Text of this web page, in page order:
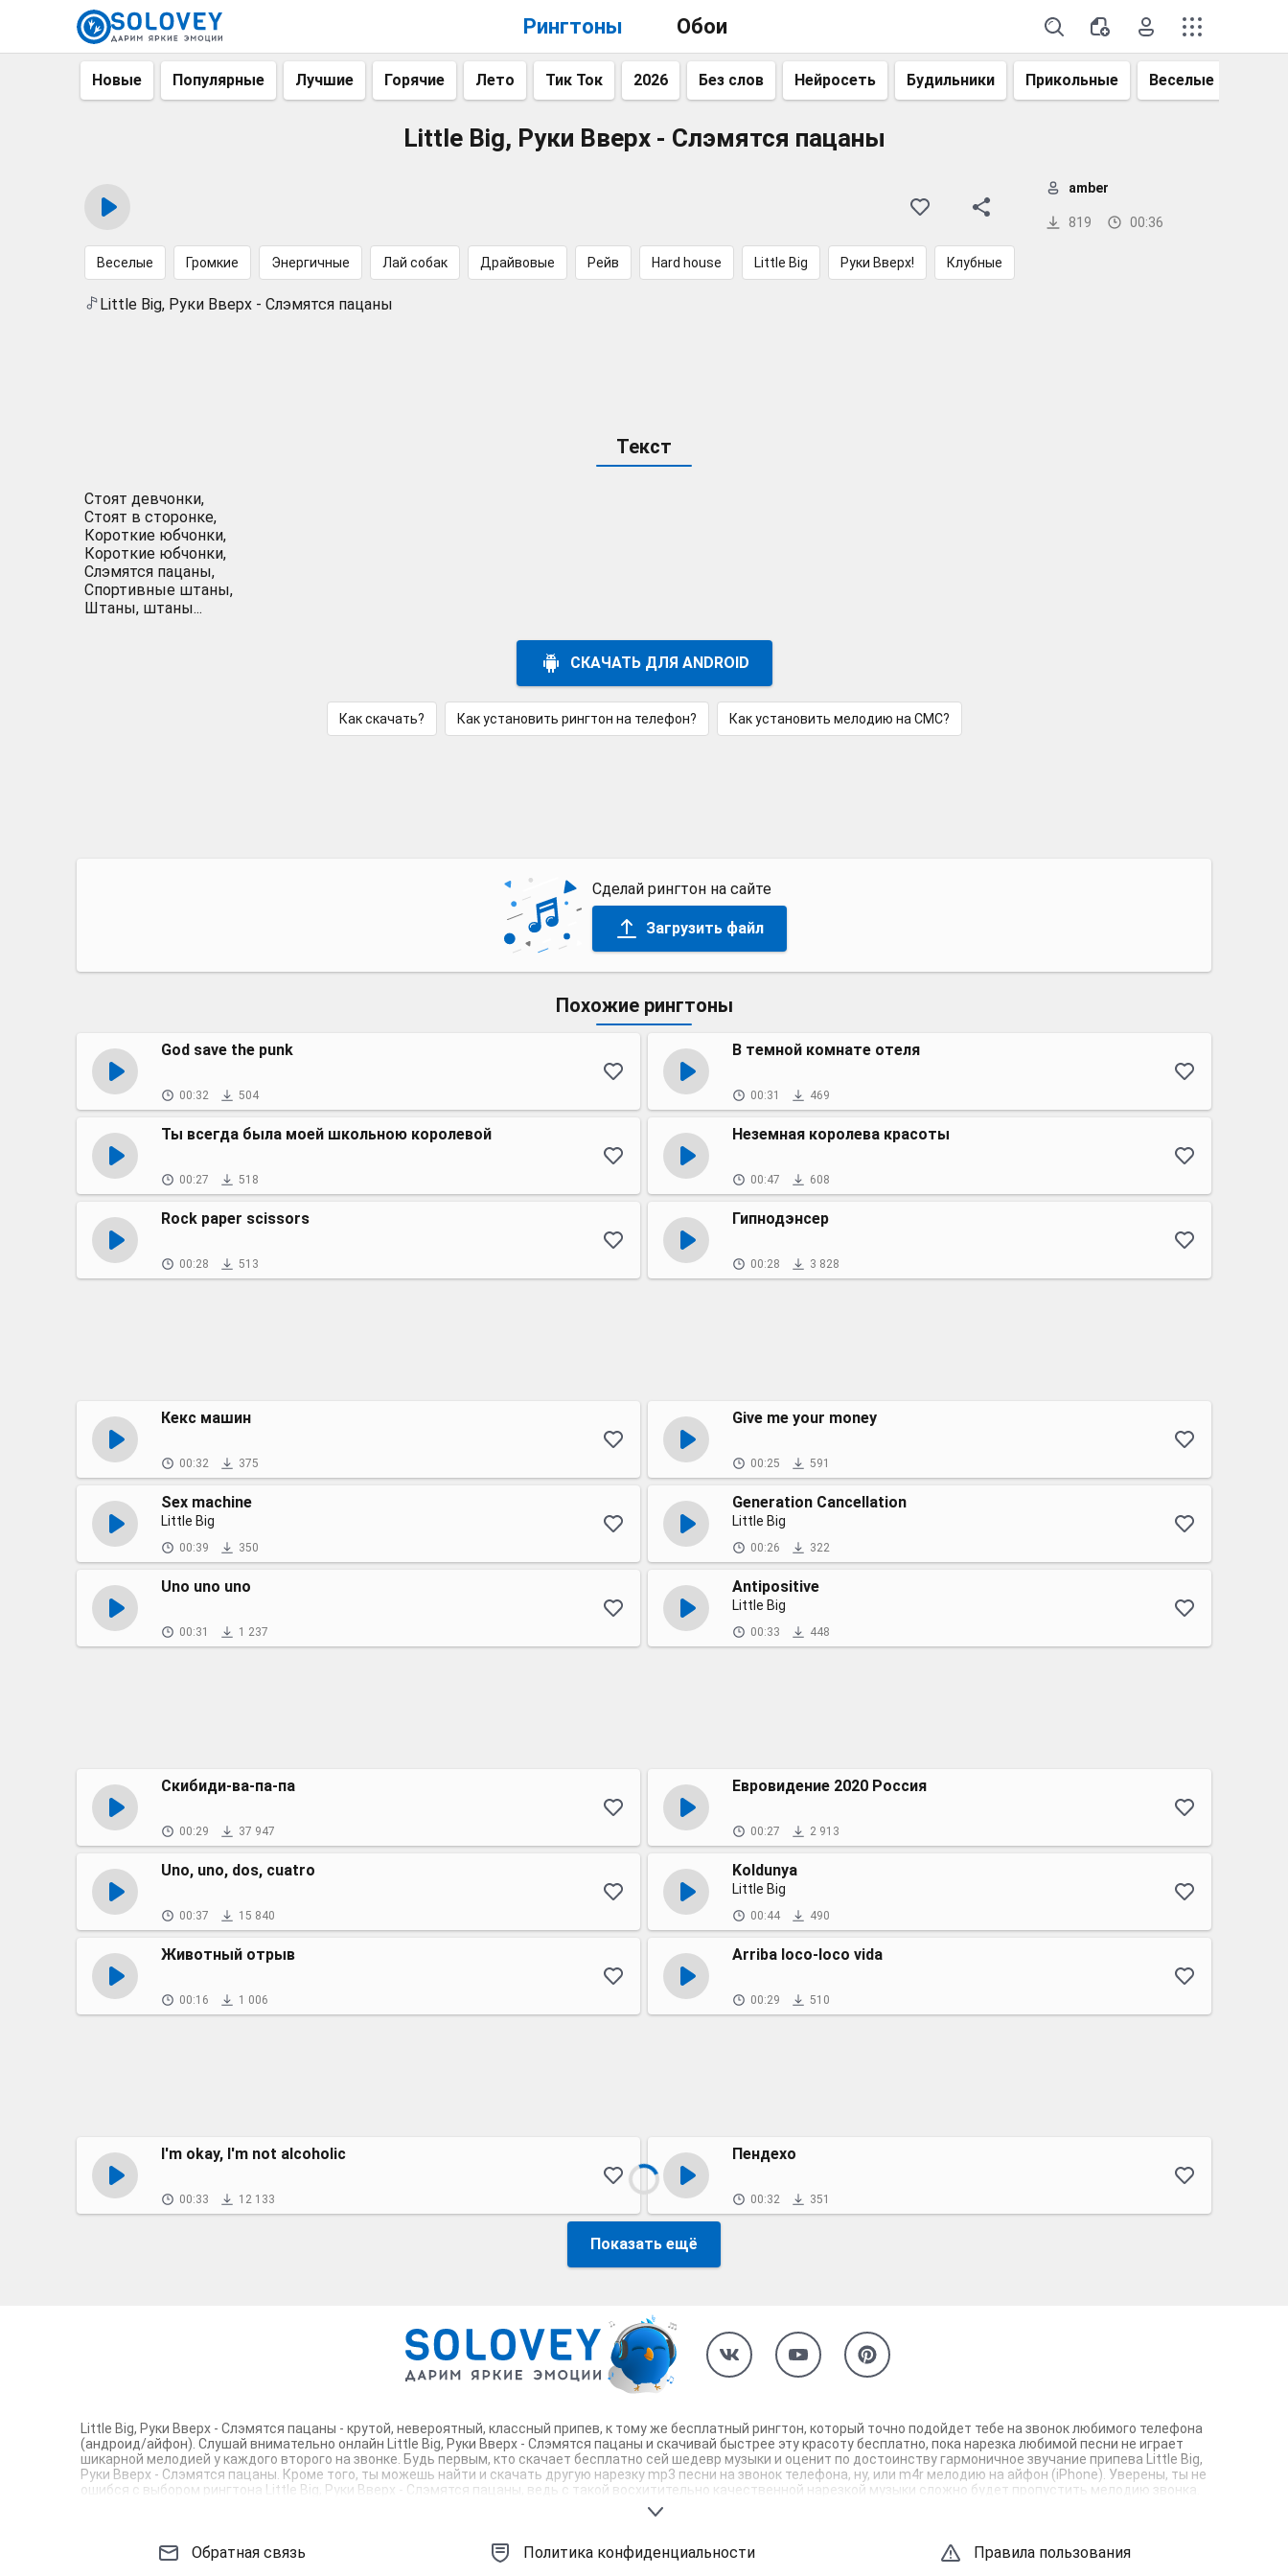
Рингтоны Обои
Новые Популярные Лучшие Горячие Лето Тик Ток 2026 Без слов Нейросеть Будильники Прикольные Веселые
Little Big, Руки Вверх - Слэмятся пацаны
819 00:36
amber
Веселые Громкие Энергичные Лай собак Драйвовые Рейв Hard house Little Big Руки Вверх! Клубные
Little Big, Руки Вверх - Слэмятся пацаны
Текст
Стоят девчонки,
Стоят в сторонке,
Короткие юбчонки,
Короткие юбчонки,
Слэмятся пацаны,
Спортивные штаны,
Штаны, штаны...
СКАЧАТЬ ДЛЯ ANDROID
Как скачать? Как установить рингтон на телефон? Как установить мелодию на СМС?
Сделай рингтон на сайте
Загрузить файл
Похожие рингтоны
God save the punk
00:32 504
В темной комнате отеля
00:31 469
Ты всегда была моей школьною королевой
00:27 518
Неземная королева красоты
00:47 608
Rock paper scissors
00:28 513
Гипнодэнсер
00:28 3 828
Кекс машин
00:32 375
Give me your money
00:25 591
Sex machine
Little Big
00:39 350
Generation Cancellation
Little Big
00:26 322
Uno uno uno
00:31 1 237
Antipositive
Little Big
00:33 448
Скибиди-ва-па-па
00:29 37 947
Евровидение 2020 Россия
00:27 2 913
Uno, uno, dos, cuatro
00:37 15 840
Koldunya
Little Big
00:44 490
Животный отрыв
00:16 1 006
Arriba loco-loco vida
00:29 510
I'm okay, I'm not alcoholic
00:33 12 133
Пендехо
00:32 351
Показать ещё
Little Big, Руки Вверх - Слэмятся пацаны - крутой, невероятный, классный припев, к тому же бесплатный рингтон, который точно подойдет тебе на звонок любимого телефона
(андроид/айфон). Слушай внимательно онлайн Little Big, Руки Вверх - Слэмятся пацаны и скачивай быстрее эту красоту бесплатно, пока нарезка любимой песни не играет
шикарной мелодией у каждого второго на звонке. Будь первым, кто скачает бесплатно сей шедевр музыки и оценит по достоинству гармоничное звучание припева Little Big,
Руки Вверх - Слэмятся пацаны. Кроме того, ты можешь найти и скачать другую нарезку mp3 песни на звонок телефона, ну, или m4r мелодию на айфон (iPhone). Уверены, ты не
ошибся с выбором рингтона Little Big, Руки Вверх - Слэмятся пацаны, ведь с такой восхитительно качественной нарезкой музыки сложно будет пропустить мелодию звонка.
Соловей - mp3 и m4r композиции и звуки на звонок, которые зацепят тебя и всех вокруг. Твой телефон достоин!
Обратная связь Политика конфиденциальности Правила пользования